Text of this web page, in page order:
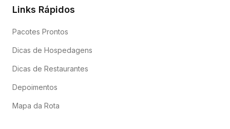
Links Rápidos
Pacotes Prontos
Dicas de Hospedagens
Dicas de Restaurantes
Depoimentos
Mapa da Rota